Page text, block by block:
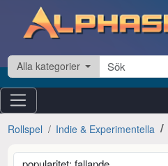
Hoppa till innehåll
Alla kategorier
Rollspel Indie & Experimentella